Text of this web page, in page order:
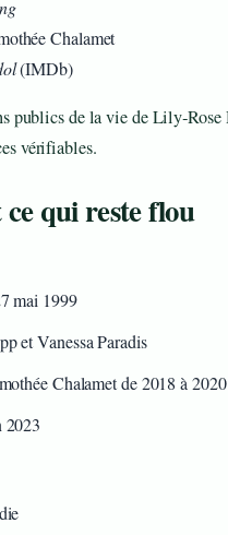
Chalamet
(IMDb)
publics de la vie de Lily‑Rose
vérifiables.
ce qui reste flou
mai 1999
et Vanessa Paradis
Chalamet de 2018 à 2020